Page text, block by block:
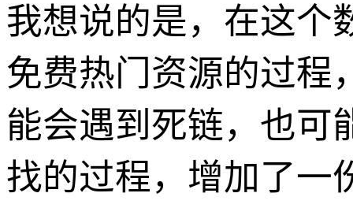
我想说的是，在这个
免费热门资源的过程
能会遇到死链，也可
找的过程，增加了一